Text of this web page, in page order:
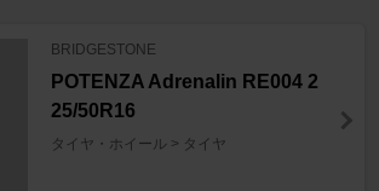
BRIDGESTONE
POTENZA Adrenalin RE004 2
25/50R16
タイヤ・ホイール > タイヤ